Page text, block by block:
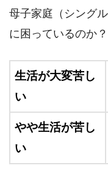
母子家庭（シング
に困っているのか
生活が大変苦し
い
やや生活が苦し
い